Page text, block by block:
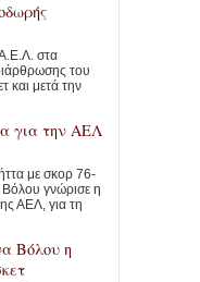
στα
του
και μετά την
για την ΑΕΛ
με σκορ 76-
γνώρισε η
ΑΕΛ, για τη
Βόλου η